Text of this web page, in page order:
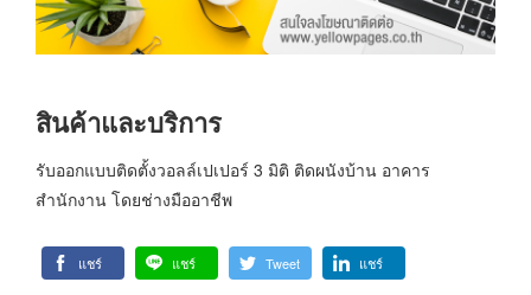
สินค้าและบริการ
รับออกแบบติดตั้งวอลล์เปเปอร์ 3 มิติ ติดผนังบ้าน อาคาร
สำนักงาน โดยช่างมืออาชีพ
แชร์ แชร์ Tweet แชร์